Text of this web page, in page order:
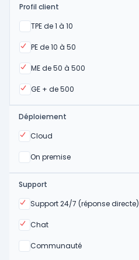
Profil client
TPE de 1 à 10
Oui
PE de 10 à 50
Oui
ME de 50 à 500
Oui
GE + de 500
Oui
Déploiement
Cloud
Oui
On premise
Oui
Support
Support 24/7 (réponse directe)
Oui
Chat
Oui
Communauté
Non